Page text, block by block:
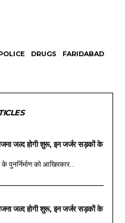
DRUGS
FARIDABAD
जल्द होगी शुरू, इन जर्जर सड़कों के
को आखिरकार...
जल्द होगी शुरू, इन जर्जर सड़कों के